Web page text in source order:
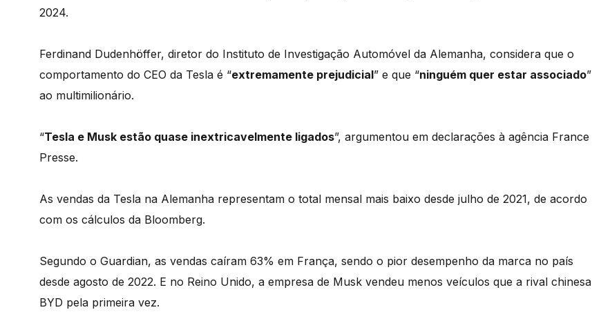
2024.
Ferdinand Dudenhöffer, diretor do Instituto de Investigação Automóvel da Alemanha, considera que o
comportamento do CEO da Tesla é “extremamente prejudicial” e que “ninguém quer estar associado”
ao multimilionário.
“Tesla e Musk estão quase inextricavelmente ligados”, argumentou em declarações à agência France
Presse.
As vendas da Tesla na Alemanha representam o total mensal mais baixo desde julho de 2021, de acordo
com os cálculos da Bloomberg.
Segundo o Guardian, as vendas caíram 63% em França, sendo o pior desempenho da marca no país
desde agosto de 2022. E no Reino Unido, a empresa de Musk vendeu menos veículos que a rival chinesa
BYD pela primeira vez.